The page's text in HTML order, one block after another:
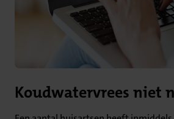
Koudwatervrees niet